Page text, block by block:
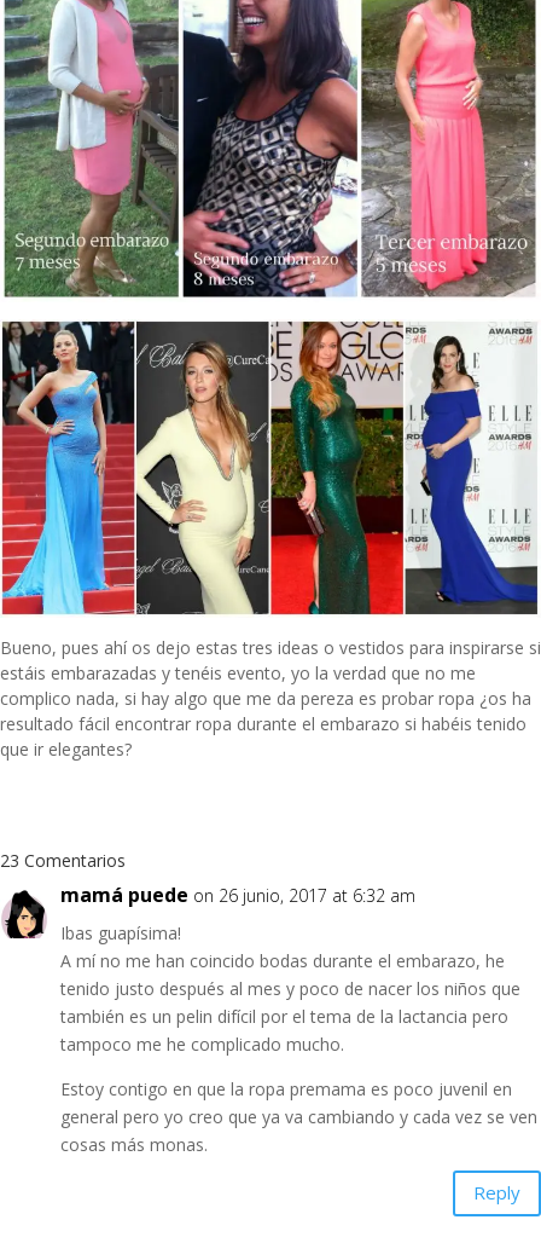
Bueno, pues ahí os dejo estas tres ideas o vestidos para inspirarse si
estáis embarazadas y tenéis evento, yo la verdad que no me
complico nada, si hay algo que me da pereza es probar ropa ¿os ha
resultado fácil encontrar ropa durante el embarazo si habéis tenido
que ir elegantes?
23 Comentarios
mamá puede on 26 junio, 2017 at 6:32 am
Ibas guapísima!
A mí no me han coincido bodas durante el embarazo, he
tenido justo después al mes y poco de nacer los niños que
también es un pelin difícil por el tema de la lactancia pero
tampoco me he complicado mucho.
Estoy contigo en que la ropa premama es poco juvenil en
general pero yo creo que ya va cambiando y cada vez se ven
cosas más monas.
Reply